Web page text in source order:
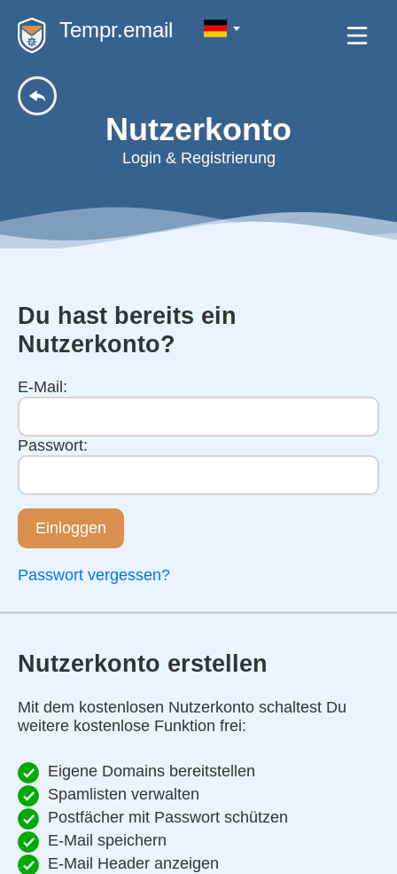
Tempr.email
Nutzerkonto
Login & Registrierung
Du hast bereits ein
Nutzerkonto?
E-Mail:
Passwort:
Einloggen
Passwort vergessen?
Nutzerkonto erstellen
Mit dem kostenlosen Nutzerkonto schaltest Du
weitere kostenlose Funktion frei:
Eigene Domains bereitstellen
Spamlisten verwalten
Postfächer mit Passwort schützen
E-Mail speichern
E-Mail Header anzeigen